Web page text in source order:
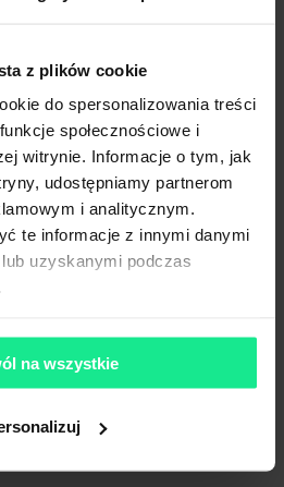
z plików cookie
do spersonalizowania treści
społecznościowe i
witrynie. Informacje o tym, jak
udostępniamy partnerom
i analitycznym.
te informacje z innymi danymi
uzyskanymi podczas
na wszystkie
Publikacja ogłoszenia nie
formularza kontaktowego.